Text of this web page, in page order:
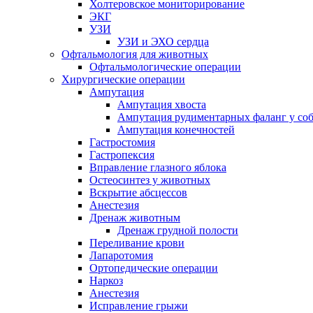
Холтеровское мониторирование
ЭКГ
УЗИ
УЗИ и ЭХО сердца
Офтальмология для животных
Офтальмологические операции
Хирургические операции
Ампутация
Ампутация хвоста
Ампутация рудиментарных фаланг у
Ампутация конечностей
Гастростомия
Гастропексия
Вправление глазного яблока
Остеосинтез у животных
Вскрытие абсцессов
Анестезия
Дренаж животным
Дренаж грудной полости
Переливание крови
Лапаротомия
Ортопедические операции
Наркоз
Анестезия
Исправление грыжи